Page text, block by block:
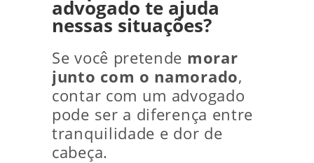
advogado te ajuda
nessas situações?
Se você pretende morar
junto com o namorado,
contar com um advogado
pode ser a diferença entre
tranquilidade e dor de
cabeça.